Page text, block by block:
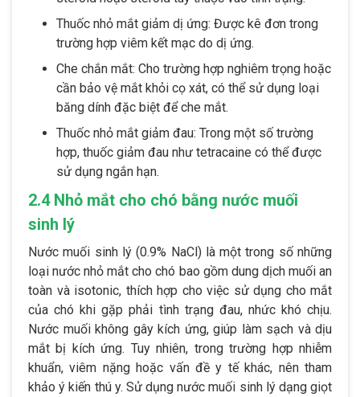
Thuốc nhỏ mắt giảm dị ứng: Được kê đơn trong
trường hợp viêm kết mạc do dị ứng.
Che chắn mắt: Cho trường hợp nghiêm trọng hoặc
cần bảo vệ mắt khỏi cọ xát, có thể sử dụng loại
băng dính đặc biệt để che mắt.
Thuốc nhỏ mắt giảm đau: Trong một số trường
hợp, thuốc giảm đau như tetracaine có thể được
sử dụng ngắn hạn.
2.4 Nhỏ mắt cho chó bằng nước muối
sinh lý
Nước muối sinh lý (0.9% NaCl) là một trong số những
loại nước nhỏ mắt cho chó bao gồm dung dịch muối an
toàn và isotonic, thích hợp cho việc sử dụng cho mắt
của chó khi gặp phải tình trạng đau, nhức khó chịu.
Nước muối không gây kích ứng, giúp làm sạch và dịu
mắt bị kích ứng. Tuy nhiên, trong trường hợp nhiễm
khuẩn, viêm nặng hoặc vấn đề y tế khác, nên tham
khảo ý kiến thú y. Sử dụng nước muối sinh lý dạng giọt